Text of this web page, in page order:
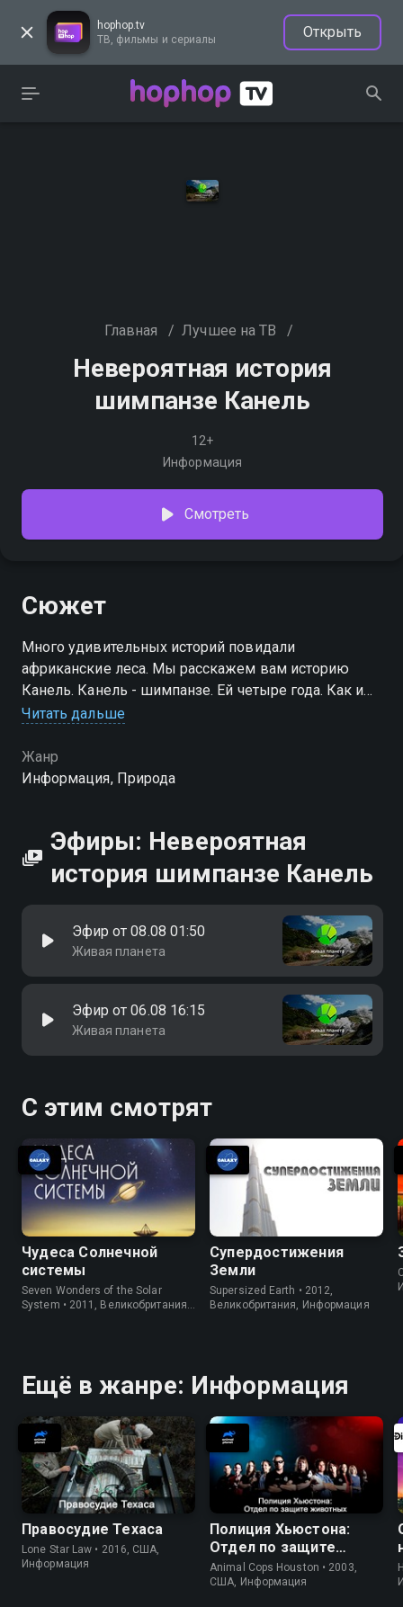
hophop.tv
ТВ, фильмы и сериалы
Открыть
Главная / Лучшее на ТВ /
Невероятная история
шимпанзе Канель
12+
Информация
Смотреть
Сюжет
Много удивительных историй повидали
африканские леса. Мы расскажем вам историю
Канель. Канель - шимпанзе. Ей четыре года. Как и
все шимпанзе ее возраста, она исследует
шимпанзе…
Читать дальше
Жанр
Информация, Природа
Эфиры: Невероятная
история шимпанзе Канель
Эфир от 08.08 01:50
Живая планета
Эфир от 06.08 16:15
Живая планета
С этим смотрят
Чудеса Солнечной
системы
Seven Wonders of the Solar
System • 2011, Великобритания,
Супердостижения
Земли
Supersized Earth • 2012,
Великобритания, Информация
Ещё в жанре: Информация
Правосудие Техаса
Lone Star Law • 2016, США,
Информация
Полиция Хьюстона:
Отдел по защите
животных
Animal Cops Houston • 2003,
США, Информация